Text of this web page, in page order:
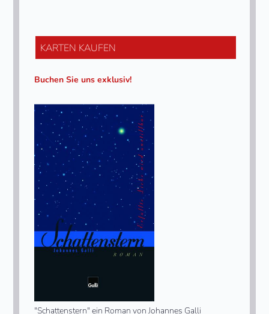
KARTEN KAUFEN
Buchen Sie uns exklusiv!
"Schattenstern" ein Roman von Johannes Galli